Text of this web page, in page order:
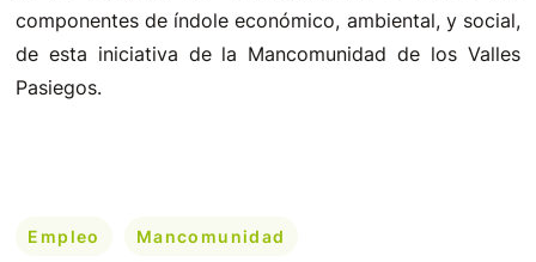
componentes de índole económico, ambiental, y social,
de esta iniciativa de la Mancomunidad de los Valles
Pasiegos.
Empleo Mancomunidad